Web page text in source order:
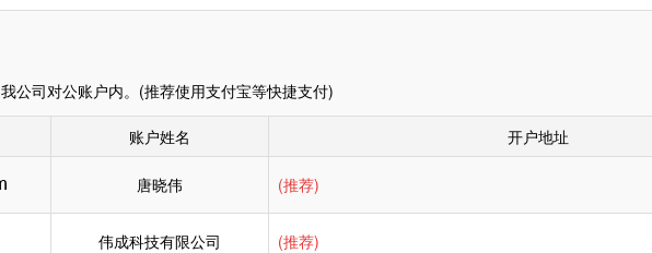
公司对公账户内。(推荐使用支付宝等快捷支付)
账户姓名 开户地址
唐晓伟 (推荐)
伟成科技有限公司 (推荐)